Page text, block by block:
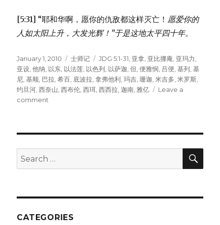
[5:31] “耶和华啊，愿你的仇敌都这样灭亡！ 愿爱你的
人如太阳上升，大发光辉！”于是这地太平四十年。
Posted
on
January 1, 2010 Categories
士师记 Tags
JDG 5:1-31 亚拿 亚比挪庵 亚玛力
亚设 ,他纳 以东 以法莲 以色列 以萨迦 ,但 ,便雅悯 吕便 ,基列 ,基
尼 ,基顺 巴拉 ,希百 底波拉 ,拿弗他利 ,玛吉 ,珊迦 ,米吉多 ,米罗斯
约旦河 ,西奈山 ,西布伦 ,西珥 ,西西拉 ,迦南 雅亿
Leave a
comment
歌
(JDG
Search
for:
CATEGORIES